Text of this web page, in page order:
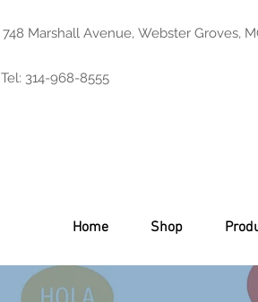
748 Marshall Avenue, Webster Groves,
Tel: 314-968-8555
Home Shop